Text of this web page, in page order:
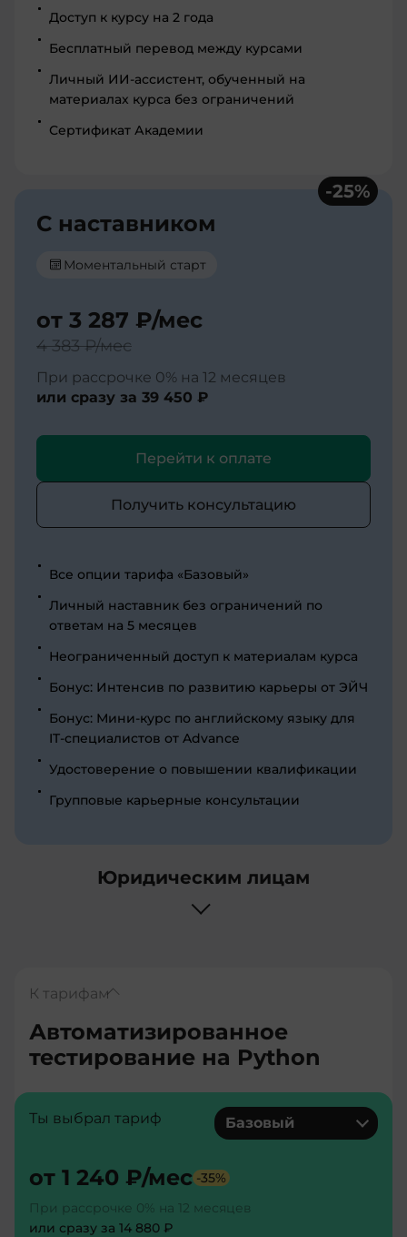
Доступ к курсу на 2 года
Бесплатный перевод между курсами
Личный ИИ-ассистент, обученный на
материалах курса без ограничений
Сертификат Академии
-25%
С наставником
Моментальный старт
от 3 287 ₽/мес
4 383 ₽/мес
При рассрочке 0% на 12 месяцев
или сразу за 39 450 ₽
Перейти к оплате
Получить консультацию
Все опции тарифа «Базовый»
Личный наставник без ограничений по
ответам на 5 месяцев
Неограниченный доступ к материалам курса
Бонус: Интенсив по развитию карьеры от ЭЙЧ
Бонус: Мини-курс по английскому языку для
IT-специалистов от Advance
Удостоверение о повышении квалификации
Групповые карьерные консультации
Юридическим лицам
К тарифам
Автоматизированное
тестирование на Python
Ты выбрал тариф Базовый
от 1 240 ₽/мес -35%
При рассрочке 0% на 12 месяцев
или сразу за 14 880 ₽